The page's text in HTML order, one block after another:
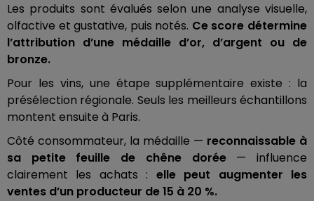
Les produits sont évalués selon une analyse visuelle,
olfactive et gustative, puis notés. Ce score détermine
l’attribution d’une médaille d’or, d’argent ou de
bronze.
Pour les vins, une étape supplémentaire existe : la
présélection régionale. Seuls les meilleurs échantillons
montent ensuite à Paris.
Côté consommateur, la médaille — reconnaissable à
sa petite feuille de chêne dorée— influence
clairement les achats : elle peut augmenter les
ventes d’un producteur de 15 à 20 %.